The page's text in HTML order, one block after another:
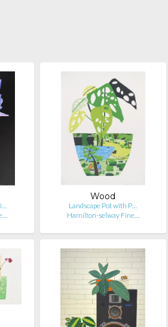
Wood
Landscape Pot with P…
Hamilton-selway Fine…